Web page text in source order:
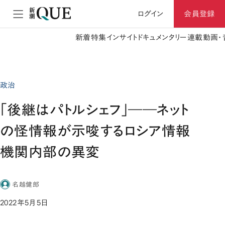
ログイン 会員登録
新着特集 インサイト ドキュメンタリー 連載動画
政治
「後継はパトルシェフ」――ネット
の怪情報が示唆するロシア情報
機関内部の異変
名越健郎
2022年5月5日